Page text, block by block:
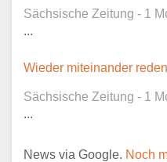
öffentlich
Sächsische Zeitung - 1
...
Wieder miteinander reden
Sächsische Zeitung - 1
...
News via Google. Noch